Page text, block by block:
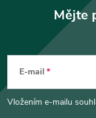
p
Mějte
E-mail
Vložením e-mailu